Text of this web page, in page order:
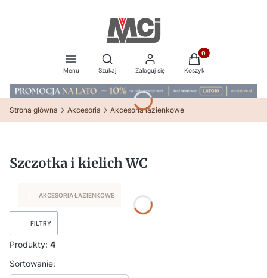
Menu
Otwórz wyszukiwarkę
Szukaj Zaloguj się
Produkty w
Koszyk
Strona główna Akcesoria Akcesoria łazienkowe
Szczotka i kielich WC
AKCESORIA ŁAZIENKOWE
FILTRY
Produkty: 4
Lista produktów
Sortowanie: